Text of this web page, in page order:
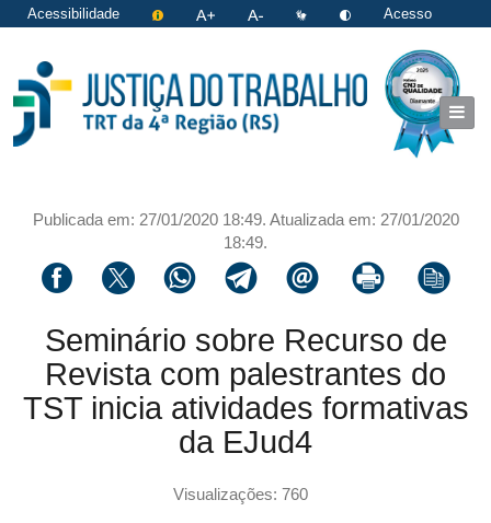
Acessibilidade
Acesso
Publicada em: 27/01/2020 18:49. Atualizada em: 27/01/2020
18:49.
Compartilhar via facebook
Compartilhar via twitter
Compartilhar via whatsapp
Compartilhar via telegram
Compartilhar via email
Imprimir a página
Copiar
Seminário sobre Recurso de
Revista com palestrantes do
TST inicia atividades formativas
da EJud4
Visualizações: 760